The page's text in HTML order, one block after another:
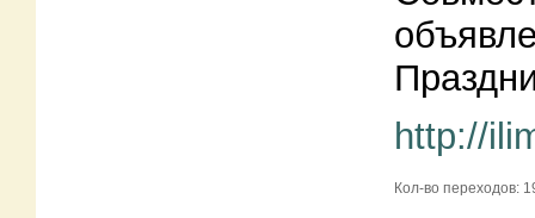
http://
Кол-во переходов: